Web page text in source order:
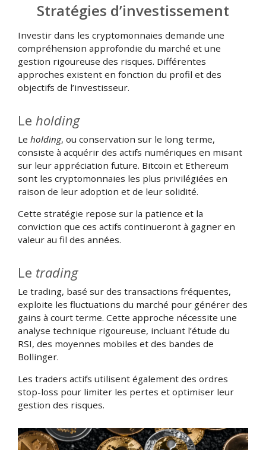
Stratégies d’investissement
Investir dans les cryptomonnaies demande une
compréhension approfondie du marché et une
gestion rigoureuse des risques. Différentes
approches existent en fonction du profil et des
objectifs de l’investisseur.
Le holding
Le holding, ou conservation sur le long terme,
consiste à acquérir des actifs numériques en misant
sur leur appréciation future. Bitcoin et Ethereum
sont les cryptomonnaies les plus privilégiées en
raison de leur adoption et de leur solidité.
Cette stratégie repose sur la patience et la
conviction que ces actifs continueront à gagner en
valeur au fil des années.
Le trading
Le trading, basé sur des transactions fréquentes,
exploite les fluctuations du marché pour générer des
gains à court terme. Cette approche nécessite une
analyse technique rigoureuse, incluant l’étude du
RSI, des moyennes mobiles et des bandes de
Bollinger.
Les traders actifs utilisent également des ordres
stop-loss pour limiter les pertes et optimiser leur
gestion des risques.